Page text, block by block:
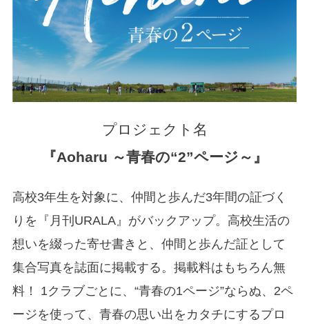
プロジェクト名
『Aoharu ～青春の“2”ページ～』
高校3年生を対象に、仲間と歩んだ3年間の証づく
りを『月刊URALA』がバックアップ。高校生活の
想いを綴った寄せ書きと、仲間と歩んだ証として
集合写真を誌面に掲載する。掲載料はもちろん無
料！ 1クラブごとに、“青春の1ページ”ならぬ、2ペ
ージを使って、青春の思い出をカタチにするプロ